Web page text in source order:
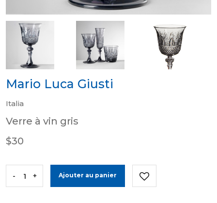
Mario Luca Giusti
Italia
Verre à vin gris
$30
- + Ajouter au panier